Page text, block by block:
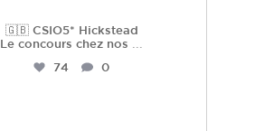
🇬🇧 CSIO5* Hickstead
Le concours chez nos
74
0